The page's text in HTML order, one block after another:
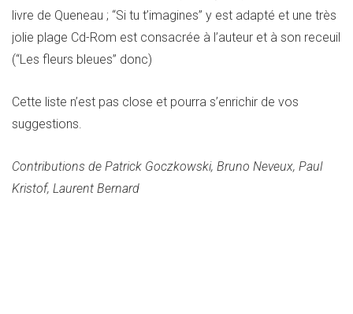
livre de Queneau ; “Si tu t’imagines” y est adapté et une très
jolie plage Cd-Rom est consacrée à l’auteur et à son receuil
(“Les fleurs bleues” donc)
Cette liste n’est pas close et pourra s’enrichir de vos
suggestions.
Contributions de Patrick Goczkowski, Bruno Neveux, Paul
Kristof, Laurent Bernard